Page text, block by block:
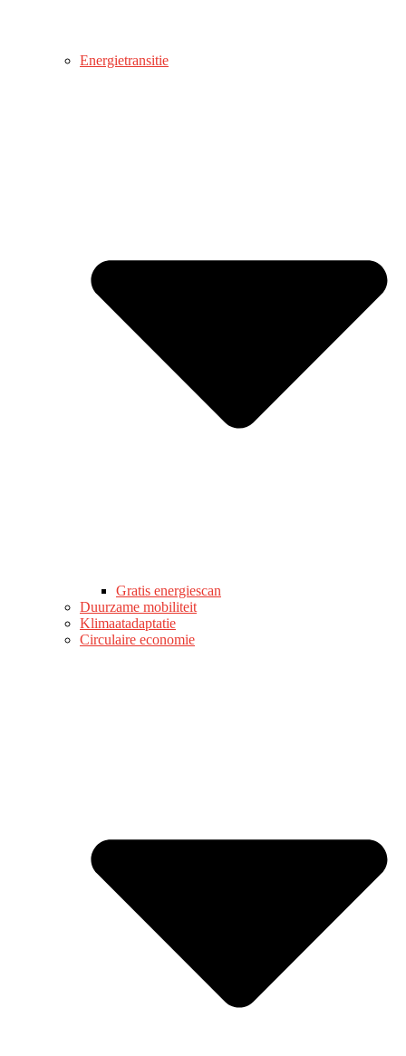
Energietransitie
Gratis energiescan
Duurzame mobiliteit
Klimaatadaptatie
Circulaire economie